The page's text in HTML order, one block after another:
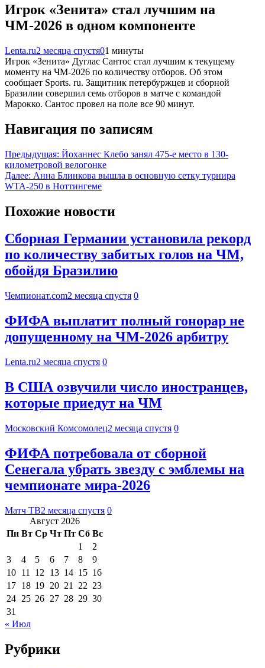
Игрок «Зенита» стал лучшим на
ЧМ-2026 в одном компоненте
Lenta.ru2 месяца спустя01 минуты
Игрок «Зенита» Дуглас Сантос стал лучшим к текущему
моменту на ЧМ-2026 по количеству отборов. Об этом
сообщает Sports. ru. Защитник петербуржцев и сборной
Бразилии совершил семь отборов в матче с командой
Марокко. Сантос провел на поле все 90 минут.
Навигация по записям
Предыдущая: Йоханнес Клебо занял 475-е место в 130-
километровой велогонке
Далее: Анна Блинкова вышла в основную сетку турнира
WTA-250 в Ноттингеме
Похожие новости
Сборная Германии установила рекорд
по количеству забитых голов на ЧМ,
обойдя Бразилию
Чемпионат.com2 месяца спустя 0
ФИФА выплатит полный гонорар не
допущенному на ЧМ-2026 арбитру
Lenta.ru2 месяца спустя 0
В США озвучили число иностранцев,
которые приедут на ЧМ
Московский Комсомолец2 месяца спустя 0
ФИФА потребовала от сборной
Сенегала убрать звезду с эмблемы на
чемпионате мира‑2026
Матч ТВ2 месяца спустя 0
Август 2026
Пн Вт Ср Чт Пт Сб Вс
1
2
3
4 5 6 7 8
9
10 11 12 13 14 15 16
17 18 19 20 21 22 23
24 25 26 27 28 29 30
31
« Июл
Рубрики